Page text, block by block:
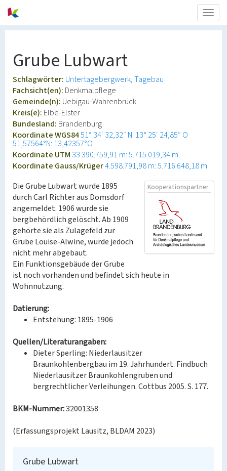
Grube Lubwart
Schlagwörter: Untertagebergwerk Tagebau
Fachsicht(en): Denkmalpflege
Gemeinde(n): Uebigau-Wahrenbrück
Kreis(e): Elbe-Elster
Bundesland: Brandenburg
Koordinate WGS8451° 34′ 32,32″ N: 13° 25′ 24,85″ O
51,57564°N: 13,42357°O
Koordinate UTM 33.390.759,91 m: 5.715.019,34 m
Koordinate Gauss/Krüger4.598.791,98 m: 5.716.648,18 m
Kooperationspartner
Die Grube Lubwart wurde 1895
durch Carl Richter aus Domsdorf
angemeldet. 1906 wurde sie
bergbehördlich gelöscht. Ab 1909
gehörte sie als Zulagefeld zur
Grube Louise-Alwine, wurde jedoch
nicht mehr abgebaut.
Ein Funktionsgebäude der Grube
ist noch vorhanden und befindet sich heute in
Wohnnutzung.
Datierung:
Entstehung: 1895-1906
Quellen/Literaturangaben:
Dieter Sperling: Niederlausitzer
Braunkohlenbergbau im 19. Jahrhundert. Findbuch
Niederlausitzer Braunkohlengruben und
bergrechtlicher Verleihungen. Cottbus 2005. S. 177.
BKM-Nummer:32001358
(Erfassungsprojekt Lausitz, BLDAM 2023)
Grube Lubwart